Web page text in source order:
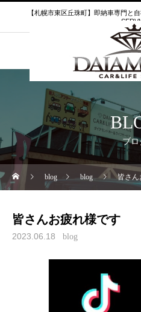
【札幌市東区丘珠町】即納車専門と
ブロ
blog blog 皆さん
皆さんお疲れ様です
2023.06.18 blog